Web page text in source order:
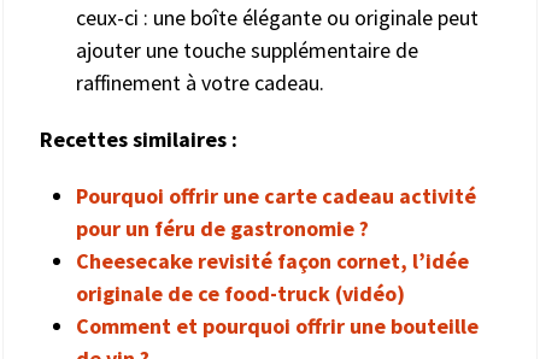
ceux-ci : une boîte élégante ou originale peut
ajouter une touche supplémentaire de
raffinement à votre cadeau.
Recettes similaires :
Pourquoi offrir une carte cadeau activité
pour un féru de gastronomie ?
Cheesecake revisité façon cornet, l’idée
originale de ce food-truck (vidéo)
Comment et pourquoi offrir une bouteille